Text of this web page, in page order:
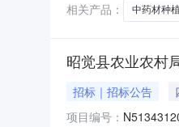
相关产品：
中药材种
昭觉县农业农村
招标｜招标公告
项目编号：